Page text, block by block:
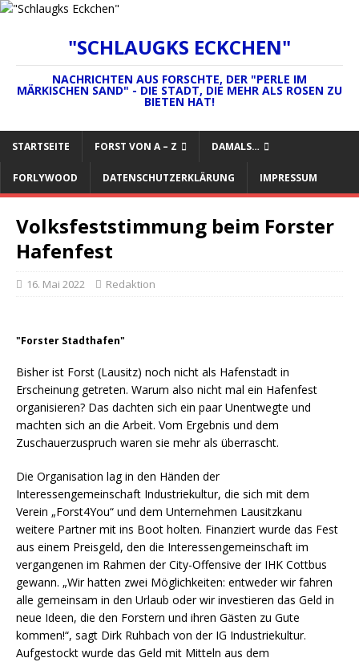
"SCHLAUGKS ECKCHEN"
NACHRICHTEN AUS FORSCHTE, DER "PERLE IM
MÄRKISCHEN SAND" - DIE STADT, DIE MEHR ALS ROSEN ZU
BIETEN HAT!
STARTSEITE FORST VON A – Z DAMALS…
FORLYWOOD DATENSCHUTZERKLÄRUNG IMPRESSUM
Volksfeststimmung beim Forster
Hafenfest
16. Mai 2022 Redaktion
"Forster Stadthafen"
Bisher ist Forst (Lausitz) noch nicht als Hafenstadt in
Erscheinung getreten. Warum also nicht mal ein Hafenfest
organisieren? Das dachten sich ein paar Unentwegte und
machten sich an die Arbeit. Vom Ergebnis und dem
Zuschauerzuspruch waren sie mehr als überrascht.
Die Organisation lag in den Händen der
Interessengemeinschaft Industriekultur, die sich mit dem
Verein „Forst4You“ und dem Unternehmen Lausitzkanu
weitere Partner mit ins Boot holten. Finanziert wurde das Fest
aus einem Preisgeld, den die Interessengemeinschaft im
vergangenen im Rahmen der City-Offensive der IHK Cottbus
gewann. „Wir hatten zwei Möglichkeiten: entweder wir fahren
alle gemeinsam in den Urlaub oder wir investieren das Geld in
neue Ideen, die den Forstern und ihren Gästen zu Gute
kommen!“, sagt Dirk Ruhbach von der IG Industriekultur.
Aufgestockt wurde das Geld mit Mitteln aus dem